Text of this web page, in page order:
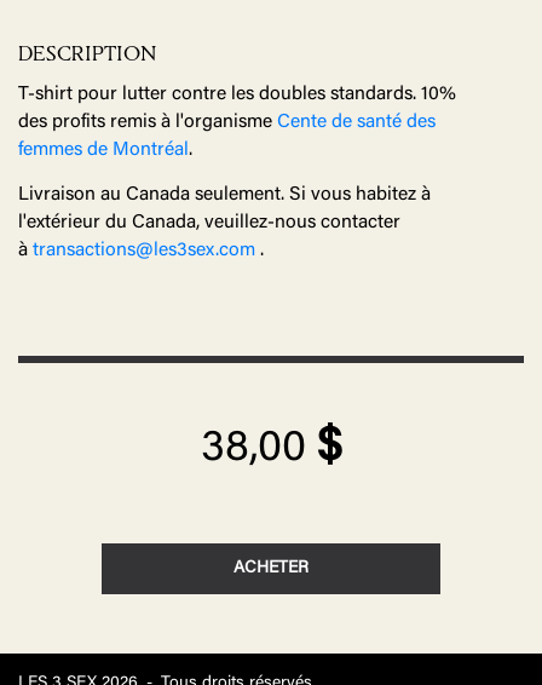
DESCRIPTION
T-shirt pour lutter contre les doubles standards. 10%
des profits remis à l'organisme Cente de santé des
femmes de Montréal.
Livraison au Canada seulement. Si vous habitez à
l'extérieur du Canada, veuillez-nous contacter
à transactions@les3sex.com .
38,00 $